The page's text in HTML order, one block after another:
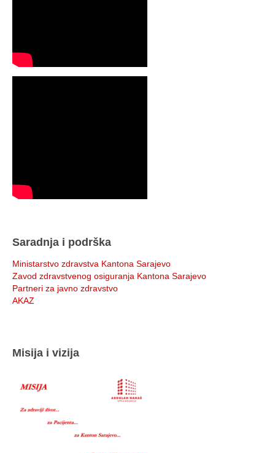
Saradnja i podrška
Ministarstvo zdravstva Kantona Sarajevo
Zavod zdravstvenog osiguranja Kantona Sarajevo
Partneri za javno zdravstvo
AKAZ
Misija i vizija